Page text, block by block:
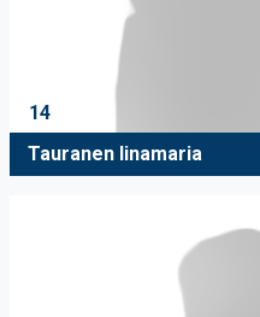
14
Tauranen Iinamaria